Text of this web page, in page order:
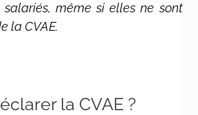
même si elles ne sont
la CVAE.
la CVAE ?